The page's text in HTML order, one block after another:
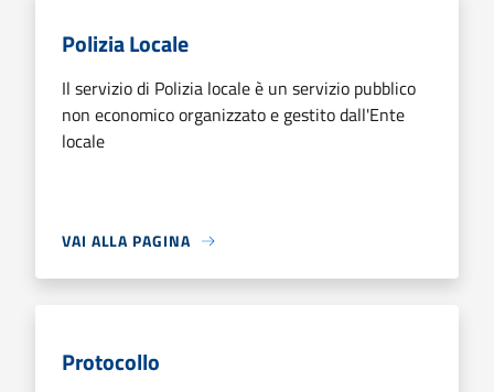
Polizia Locale
Il servizio di Polizia locale è un servizio pubblico
non economico organizzato e gestito dall'Ente
locale
VAI ALLA PAGINA
Protocollo